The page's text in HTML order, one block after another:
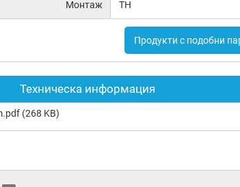
Монтаж TH
Продукти с подобни
Техническа информация
(268 KB)